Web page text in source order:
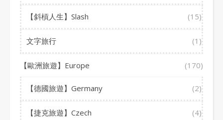
【斜槓人生】Slash (15)
文字旅行 (1)
【歐洲旅遊】Europe (170)
【德國旅遊】Germany (2)
【捷克旅遊】Czech (4)